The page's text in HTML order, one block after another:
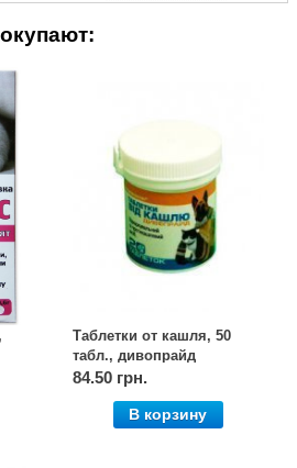
Таблетки от кашля, 50
табл., дивопрайд
84.50 грн.
В корзину